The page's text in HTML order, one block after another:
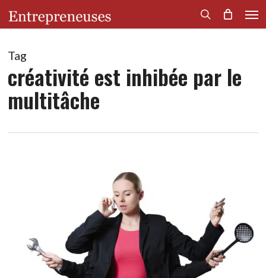
content
search
Tag
créativité est inhibée par le
multitâche